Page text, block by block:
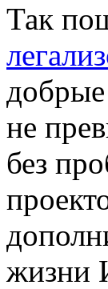
Так
не
без
жизни